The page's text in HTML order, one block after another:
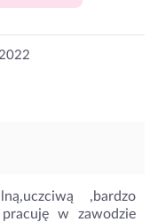
,bardzo
w zawodzie